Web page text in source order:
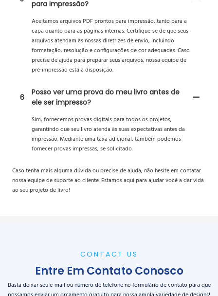
para impressão?
Aceitamos arquivos PDF prontos para impressão, tanto para a
capa quanto para as páginas internas. Certifique-se de que seus
arquivos atendam às nossas diretrizes de envio, incluindo
formatação, resolução e configurações de cor adequadas. Caso
precise de ajuda para preparar seus arquivos, nossa equipe de
pré-impressão está à disposição.
6
Posso ver uma prova do meu livro antes de
ele ser impresso?
Sim, fornecemos provas digitais para todos os projetos,
garantindo que seu livro atenda às suas expectativas antes da
impressão. Mediante uma taxa adicional, também podemos
fornecer provas impressas, se solicitado.
Caso tenha mais alguma dúvida ou precise de ajuda, não hesite em contatar
nossa equipe de suporte ao cliente. Estamos aqui para ajudar você a dar vida
ao seu projeto de livro!
CONTACT US
Entre Em Contato Conosco
Basta deixar seu e-mail ou número de telefone no formulário de contato para que